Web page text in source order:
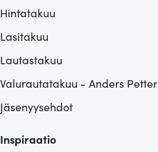
Hintatakuu
Lasitakuu
Lautastakuu
Valurautatakuu - Anders Petter
Jäsenyysehdot
Inspiraatio